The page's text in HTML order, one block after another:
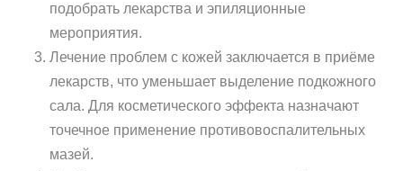
подобрать лекарства и эпиляционные
мероприятия.
Лечение проблем с кожей заключается в приёме
лекарств, что уменьшает выделение подкожного
сала. Для косметического эффекта назначают
точечное применение противовоспалительных
мазей.